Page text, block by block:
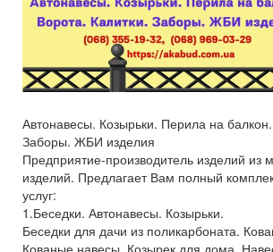
Автонавесы. Козырьки. Перила на
Заборы. ЖБИ изделия
Предприятие-производитель изделий
изделий. Предлагает Вам полный
услуг:
1.Беседки. Автонавесы. Козырьки.
Беседки для дачи из поликарбоната.
Кованые навесы. Козырек для дома.